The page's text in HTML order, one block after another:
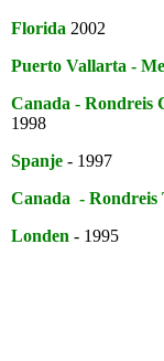
Florida 2002
Puerto Vallarta -
Canada - Rondreis
1998
Spanje - 1997
Canada - Rondreis
Londen - 1995